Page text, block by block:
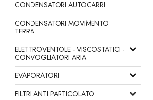
CONDENSATORI AUTOCARRI
CONDENSATORI MOVIMENTO
TERRA
ELETTROVENTOLE - VISCOSTATICI -
CONVOGLIATORI ARIA
EVAPORATORI
FILTRI ANTI PARTICOLATO